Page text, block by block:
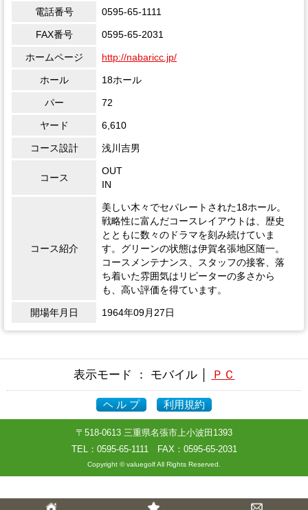
電話番号 0595-65-1111
FAX番号 0595-65-2031
ホームページ http://nabaricc.jp/
ホール 18ホール
パー 72
ヤード 6,610
コース設計 浅川吉男
コース
OUT
IN
コース紹介
美しい木々でセパレートされた18ホール。
戦略性に富んだコースレイアウトは、歴史
とともに数々のドラマを刻み続けていま
す。グリーンの状態は伊賀名張地区随一。
コースメンテナンス、スタッフの接客、落
ち着いた雰囲気はリピーターの多さから
も、高い評価を得ています。
開場年月日 1964年09月27日
表示モード ： モバイル │ ＰＣ
ヘ ル プ 利用規約
〒518-0613 三重県名張市上小波田1393
TEL： 0595-65-1111FAX：0595-65-2031
Copyright © valuegolf All Rights Reserved.